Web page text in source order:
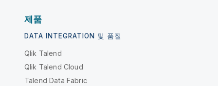
제품
DATA INTEGRATION 및 품질
Qlik Talend
Qlik Talend Cloud
Talend Data Fabric